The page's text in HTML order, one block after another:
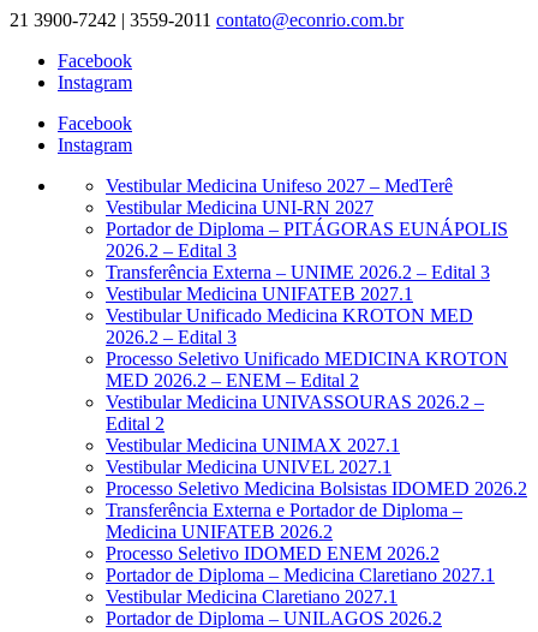
21 3900-7242 | 3559-2011 contato@econrio.com.br
Facebook
Instagram
Facebook
Instagram
Vestibular Medicina Unifeso 2027 – MedTerê
Vestibular Medicina UNI-RN 2027
Portador de Diploma – PITÁGORAS EUNÁPOLIS
2026.2 – Edital 3
Transferência Externa – UNIME 2026.2 – Edital 3
Vestibular Medicina UNIFATEB 2027.1
Vestibular Unificado Medicina KROTON MED
2026.2 – Edital 3
Processo Seletivo Unificado MEDICINA KROTON
MED 2026.2 – ENEM – Edital 2
Vestibular Medicina UNIVASSOURAS 2026.2 –
Edital 2
Vestibular Medicina UNIMAX 2027.1
Vestibular Medicina UNIVEL 2027.1
Processo Seletivo Medicina Bolsistas IDOMED 2026.2
Transferência Externa e Portador de Diploma –
Medicina UNIFATEB 2026.2
Processo Seletivo IDOMED ENEM 2026.2
Portador de Diploma – Medicina Claretiano 2027.1
Vestibular Medicina Claretiano 2027.1
Portador de Diploma – UNILAGOS 2026.2